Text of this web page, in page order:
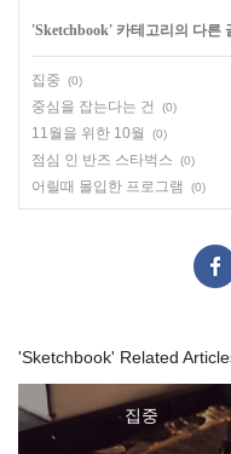
'Sketchbook' 카테고리의 다른
집중 (0)
중심을 잡는다는 건 (0)
11월을 위한 10월 (0)
점심 인 반즈 스타벅스 (0)
어릴때 몰입한 프로그램 (0)
'Sketchbook' Related
집중